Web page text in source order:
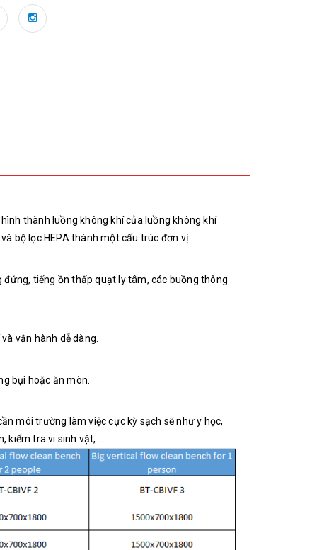
thành luồng không khí của luồng không khí
bộ lọc HEPA thành một cấu trúc đơn vị.
tiếng ồn thấp quạt ly tâm, các buồng thông
vận hành dễ dàng.
bụi hoặc ăn mòn.
môi trường làm việc cực kỳ sạch sẽ như y học,
kiểm tra vi sinh vật, ...